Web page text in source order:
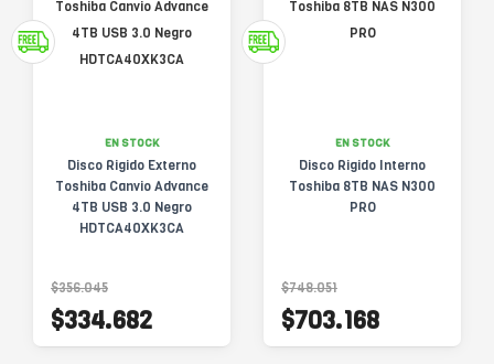
EN STOCK
Disco Rigido Externo
Toshiba Canvio Advance
4TB USB 3.0 Negro
HDTCA40XK3CA
$356.045
$334.682
EN STOCK
Disco Rigido Interno
Toshiba 8TB NAS N300
PRO
$748.051
$703.168